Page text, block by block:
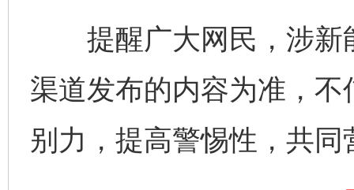
提醒广大网民，涉新
渠道发布的内容为准，
别力，提高警惕性，共
完善运行机制助力责任有效落实